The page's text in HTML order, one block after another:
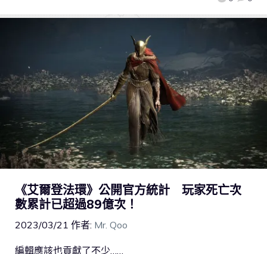
《艾爾登法環》公開官方統計 玩家死亡次
數累計已超過89億次！
2023/03/21 作者: Mr. Qoo
編輯應該也貢獻了不少……